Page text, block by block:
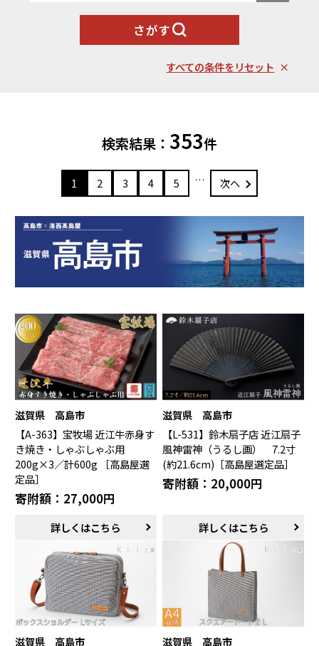
卵（鶏、
調味料・油
旅行
イベントや
チケット等
ファッション
工芸品・
装飾品
北海道エリア
札幌市（北海道）千歳市（北海道）
小樽市（北海道）
枝幸町（北海道）
蓬田村（青森県）花巻市（岩手県）
塩竈市（宮城県）
世田谷区（東京都）
横浜市（神奈川県）
小田原市（神奈川県）
三浦市（神奈川県）
輪島市（石川県）加賀市（石川県）
鯖江市（福井県）若狭町（福井県）
都留市（山梨県）岐阜県（岐阜県）
高山市（岐阜県）関市（岐阜県）
中津川市（岐阜県）美濃加茂市（岐阜県）
郡上市（岐阜県）浜松市（静岡県）
富士市（静岡県）
近畿エリア
鳥羽市（三重県）
多気町（三重県）
東近江市（滋賀県）
京都市（京都府）
与謝野町（京都府） 大阪市（大阪府）
泉佐野市（大阪府）
岸和田市（大阪府）
阪南市（大阪府）
神戸市（兵庫県）
豊岡市（兵庫県）
三木市（兵庫県）香美町（兵庫県）
よくある質問と お問い合わせ
さがす
すべての条件をリセット
検索結果： 353件
1 2 3 4 5 … 次へ
滋賀県 高島市
【A-363】宝牧場 近江牛赤身す
き焼き・しゃぶしゃぶ用
200g×3／計600g ［高島屋選
定品］
寄附額：27,000円
詳しくはこちら
滋賀県 高島市
【L-531】鈴木扇子店 近江扇子
風神雷神（うるし画） 7.2寸
(約21.6cm)［高島屋選定品］
寄附額：20,000円
詳しくはこちら
滋賀県 高島市 滋賀県 高島市